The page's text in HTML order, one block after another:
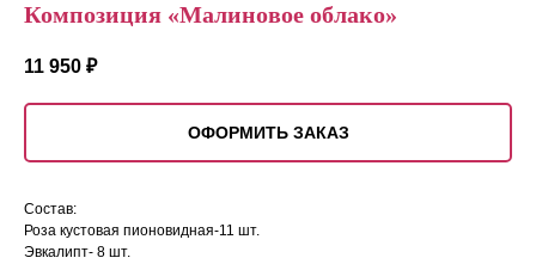
Композиция «Малиновое облако»
11 950 ₽
ОФОРМИТЬ ЗАКАЗ
Состав:
Роза кустовая пионовидная-11 шт.
Эвкалипт- 8 шт.